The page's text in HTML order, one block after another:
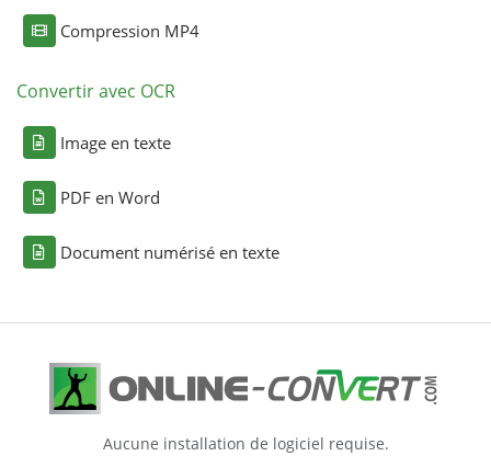
Compression MP4
Convertir avec OCR
Image en texte
PDF en Word
Document numérisé en texte
Aucune installation de logiciel requise.